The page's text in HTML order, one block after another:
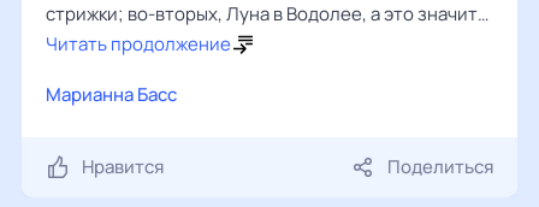
стрижки; во-вторых, Луна в Водолее, а это значит…
Читать продолжение
Марианна Басс
Нравится Поделиться